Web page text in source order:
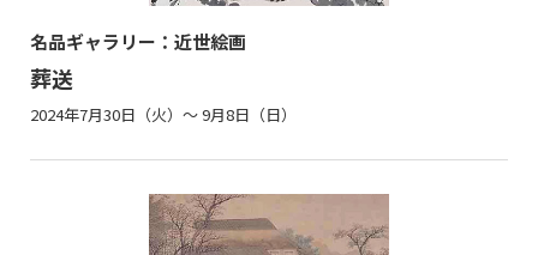
名品ギャラリー：近世絵画
葬送
2024年7月30日（火）～ 9月8日（日）